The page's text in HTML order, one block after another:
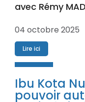
avec Rémy
04 octobre
Lire ici
Ibu Kota
pouvoir